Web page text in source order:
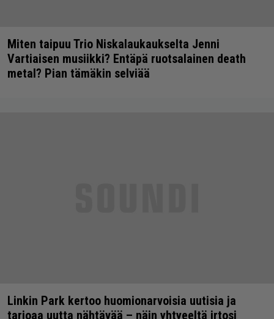
Miten taipuu Trio Niskalaukaukselta Jenni
Vartiaisen musiikki? Entäpä ruotsalainen death
metal? Pian tämäkin selviää
Linkin Park kertoo huomionarvoisia uutisia ja
tarjoaa uutta nähtävää – näin yhtyeeltä irtosi